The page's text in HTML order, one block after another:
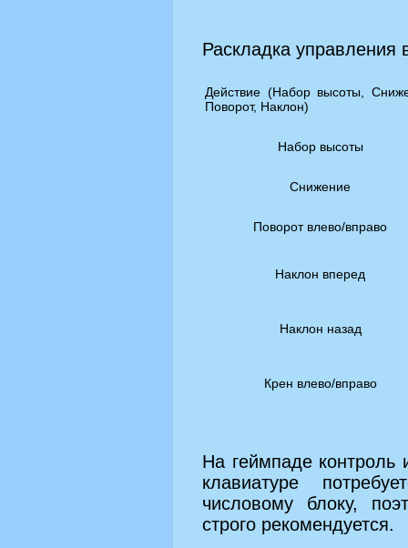
Раскладка управления
Действие (Набор высоты,
Поворот, Наклон)
Набор высоты
Снижение
Поворот влево/вправо
Наклон вперед
Наклон назад
Крен влево/вправо
На геймпаде контроль
клавиатуре
числовому блоку,
строго рекомендуется.